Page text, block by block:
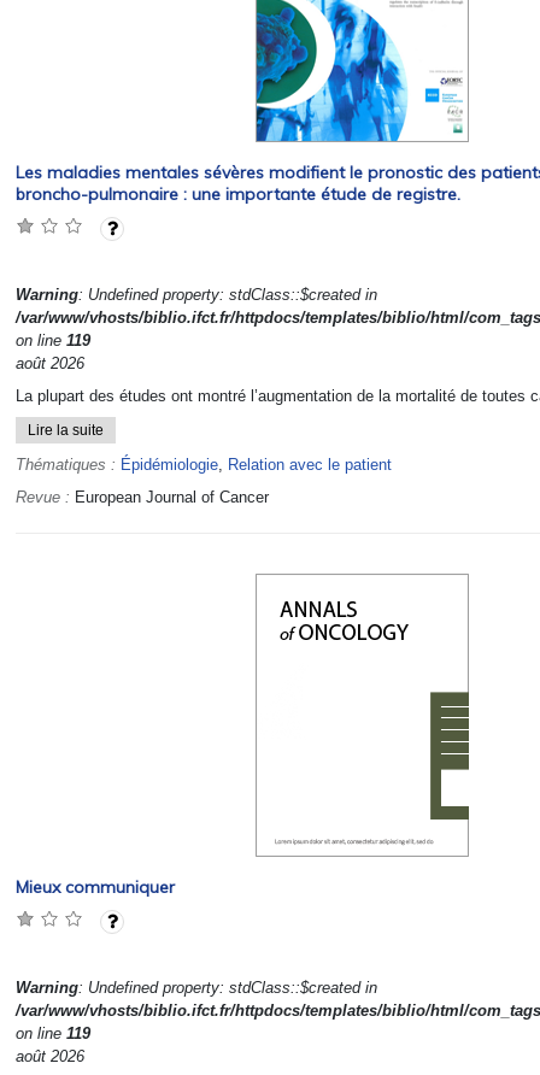
Les maladies mentales sévères modifient le pronostic des
broncho-pulmonaire : une importante étude de registre.
Warning: Undefined property: stdClass::$created in
/var/www/vhosts/biblio.ifct.fr/httpdocs/templates/biblio/html/
on line 119
août 2026
La plupart des études ont montré l’augmentation de la mortalité de toutes
Lire la suite
Thématiques : Épidémiologie, Relation avec le patient
Revue : European Journal of Cancer
Mieux communiquer
Warning: Undefined property: stdClass::$created in
/var/www/vhosts/biblio.ifct.fr/httpdocs/templates/biblio/html/
on line 119
août 2026